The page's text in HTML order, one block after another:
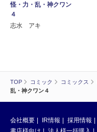
TOP コミック コミックス
乱・神クワン４
怪・力・乱・神クワン
４
志水 アキ
会社概要 IR情報 採用情報